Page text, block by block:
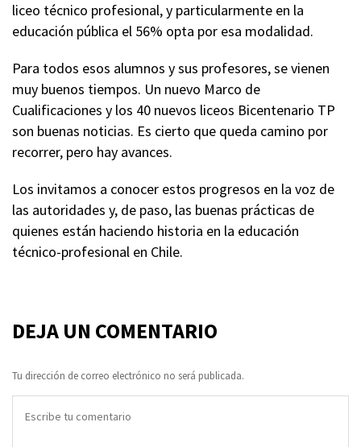
liceo técnico profesional, y particularmente en la
educación pública el 56% opta por esa modalidad.
Para todos esos alumnos y sus profesores, se vienen
muy buenos tiempos. Un nuevo Marco de
Cualificaciones y los 40 nuevos liceos Bicentenario TP
son buenas noticias. Es cierto que queda camino por
recorrer, pero hay avances.
Los invitamos a conocer estos progresos en la voz de
las autoridades y, de paso, las buenas prácticas de
quienes están haciendo historia en la educación
técnico-profesional en Chile.
DEJA UN COMENTARIO
Tu dirección de correo electrónico no será publicada.